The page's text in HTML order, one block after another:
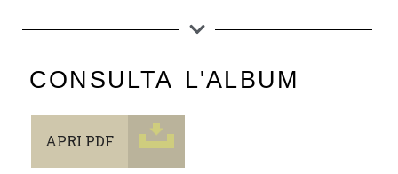
CONSULTA L'ALBUM
APRI PDF